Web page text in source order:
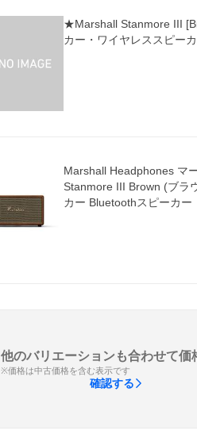
★Marshall Stanmore III
カー・ワイヤレススピー
Marshall Headphones マ
Stanmore III Brown (ブラ
カー Bluetoothスピーカー
他のバリエーションも合わせて価
※価格は中古価格を含む表示です
確認する